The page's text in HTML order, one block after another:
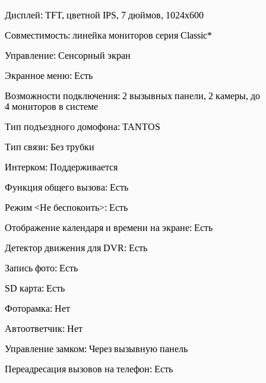
Дисплей: TFT, цветной IPS, 7 дюймов, 1024х600
Совместимость: линейка мониторов серия Classic*
Управление: Сенсорный экран
Экранное меню: Есть
Возможности подключения: 2 вызывных панели, 2 камеры, до
4 мониторов в системе
Тип подъездного домофона: TANTOS
Тип связи: Без трубки
Интерком: Поддерживается
Функция общего вызова: Есть
Режим <Не беспокоить>: Есть
Отображение календаря и времени на экране: Есть
Детектор движения для DVR: Есть
Запись фото: Есть
SD карта: Есть
Фоторамка: Нет
Автоответчик: Нет
Управление замком: Через вызывную панель
Переадресация вызовов на телефон: Есть